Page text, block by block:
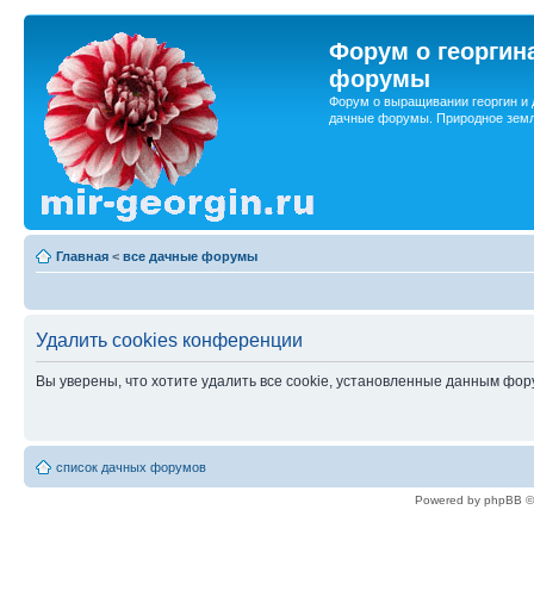
Форум о
форумы
Форум о выращивании георгин и
дачные форумы. Природное
Главная < все дачные форумы
Удалить cookies конференции
Вы уверены, что хотите удалить все cookie, установленные данным
список дачных форумов
Powered by phpBB